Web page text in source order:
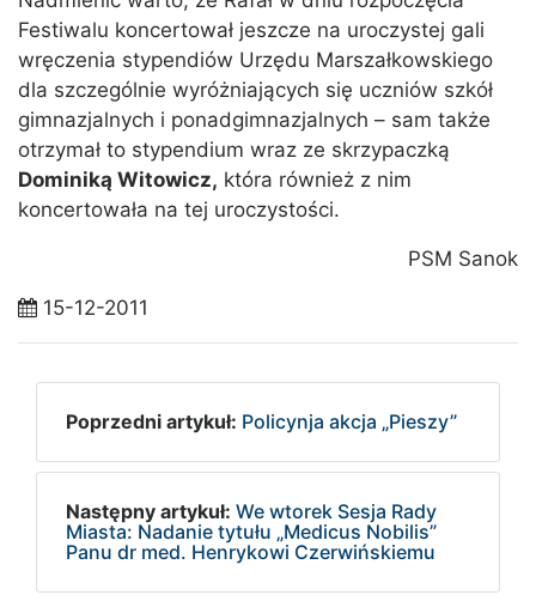
Festiwalu koncertował jeszcze na uroczystej gali
wręczenia stypendiów Urzędu Marszałkowskiego
dla szczególnie wyróżniających się uczniów szkół
gimnazjalnych i ponadgimnazjalnych – sam także
otrzymał to stypendium wraz ze skrzypaczką
Dominiką Witowicz, która również z nim
koncertowała na tej uroczystości.
PSM Sanok
15-12-2011
Poprzedni artykuł: Policynja akcja „Pieszy”
Następny artykuł: We wtorek Sesja Rady
Miasta: Nadanie tytułu „Medicus Nobilis”
Panu dr med. Henrykowi Czerwińskiemu